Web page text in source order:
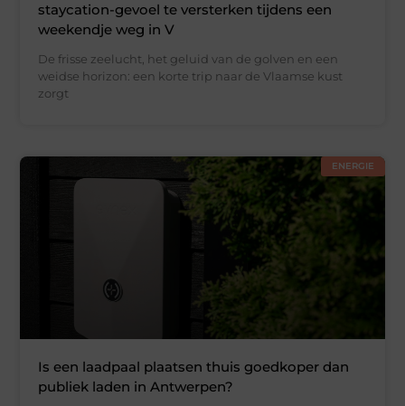
staycation-gevoel te versterken tijdens een
weekendje weg in V
De frisse zeelucht, het geluid van de golven en een
weidse horizon: een korte trip naar de Vlaamse kust
zorgt
ENERGIE
Is een laadpaal plaatsen thuis goedkoper dan
publiek laden in Antwerpen?